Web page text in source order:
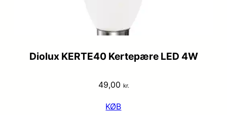
Diolux KERTE40 Kertepære LED 4W
49,00 kr.
KØB